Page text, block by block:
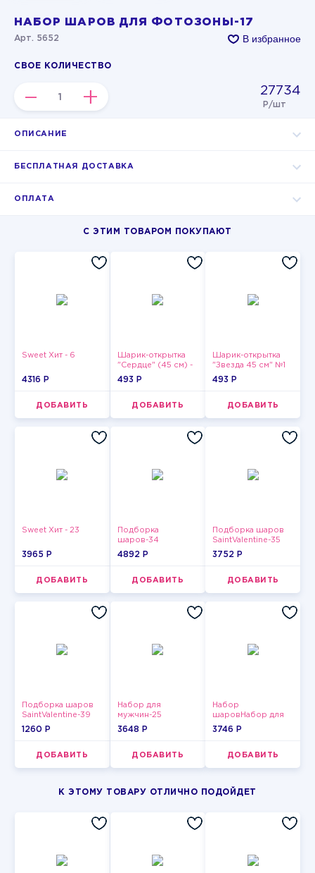
НАБОР ШАРОВ ДЛЯ ФОТОЗОНЫ-17
Арт. 5652 В избранное
СВОЕ КОЛИЧЕСТВО
– + 27734
Р/шт
ОПИСАНИЕ
БЕСПЛАТНАЯ ДОСТАВКА
ОПЛАТА
С ЭТИМ ТОВАРОМ ПОКУПАЮТ
Sweet Хит - 6
4316 P
ДОБАВИТЬ
Шарик-открытка
"Сердце" (45 см) -
2
493 P
ДОБАВИТЬ
Шарик-открытка
"Звезда 45 см" №1
493 P
ДОБАВИТЬ
Sweet Хит - 23
3965 P
ДОБАВИТЬ
Подборка
шаров-34
4892 P
ДОБАВИТЬ
Подборка шаров
SaintValentine-35
3752 P
ДОБАВИТЬ
Подборка шаров
SaintValentine-39
1260 P
ДОБАВИТЬ
Набор для
мужчин-25
3648 P
ДОБАВИТЬ
Набор
шаровНабор для
мужчин-3
3746 P
ДОБАВИТЬ
К ЭТОМУ ТОВАРУ ОТЛИЧНО ПОДОЙДЕТ